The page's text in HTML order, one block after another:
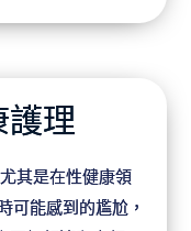
先天缺陷而出現運
，致力於提供最專
孩子的成長健康。
理
其是在性健康領
可能感到的尷尬，